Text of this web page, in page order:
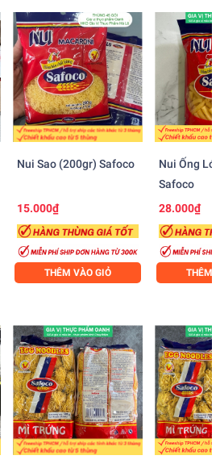
Nui Sao (200gr) Safoco
15.000₫
THÊM VÀO GIỎ
Nui Ống
Safoco
28.000₫
THÊM